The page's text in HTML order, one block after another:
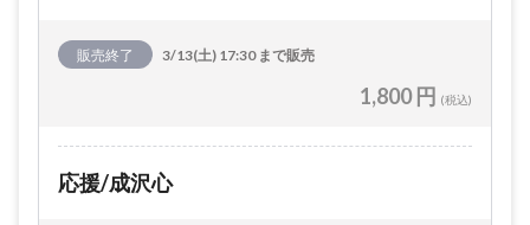
販売終了 3/13(土) 17:30 まで販売
1,800 円 (税込)
応援/成沢心